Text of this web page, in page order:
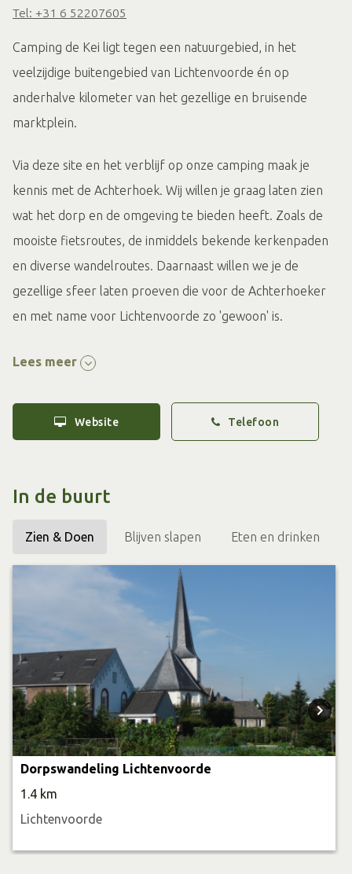
Tel: +31 6 52207605
Camping de Kei ligt tegen een natuurgebied, in het
veelzijdige buitengebied van Lichtenvoorde én op
anderhalve kilometer van het gezellige en bruisende
marktplein.
Via deze site en het verblijf op onze camping maak je
kennis met de Achterhoek. Wij willen je graag laten zien
wat het dorp en de omgeving te bieden heeft. Zoals de
mooiste fietsroutes, de inmiddels bekende kerkenpaden
en diverse wandelroutes. Daarnaast willen we je de
gezellige sfeer laten proeven die voor de Achterhoeker
en met name voor Lichtenvoorde zo 'gewoon' is.
Wij willen graag dat je vakantie echt begint zodra je bij ons
dan kun je ons bellen, mailen of ons contactformulier
gebruiken.
Lees meer
Website Telefoon
In de buurt
Zien & Doen Blijven slapen Eten en drinken
Dorpswandeling Lichtenvoorde
1.4 km
Lichtenvoorde